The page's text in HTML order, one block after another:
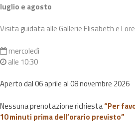
luglio e agosto
Visita guidata alle Gallerie Elisabeth e
mercoledì
alle 10:30
Aperto dal 06 aprile al 08 novembre 2026
Nessuna prenotazione richiesta“Per
10 minuti prima dell’orario previsto”